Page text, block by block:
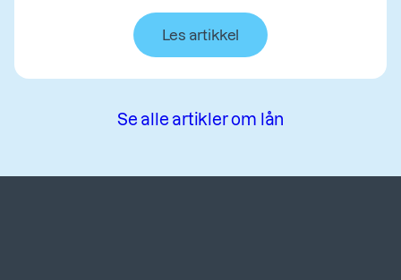
Les artikkel
Se alle artikler om lån